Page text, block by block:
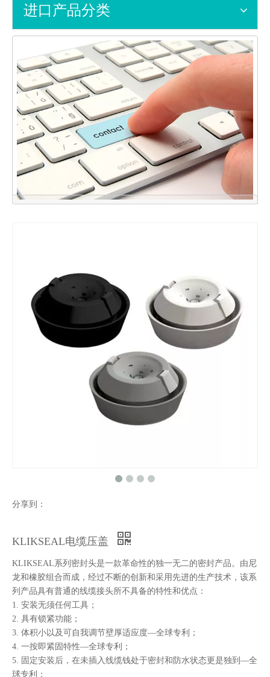
进口产品分类
点击联系我们
分享到：
KLIKSEAL电缆压盖
KLIKSEAL系列密封头是一款革命性的独一无二的密封产品。由尼
龙和橡胶组合而成，经过不断的创新和采用先进的生产技术，该系
列产品具有普通的线缆接头所不具备的特性和优点：
1. 安装无须任何工具；
2. 具有锁紧功能；
3. 体积小以及可自我调节壁厚适应度—全球专利；
4. 一按即紧固特性—全球专利；
5. 固定安装后，在未插入线缆钱处于密封和防水状态更是独到—全
球专利；